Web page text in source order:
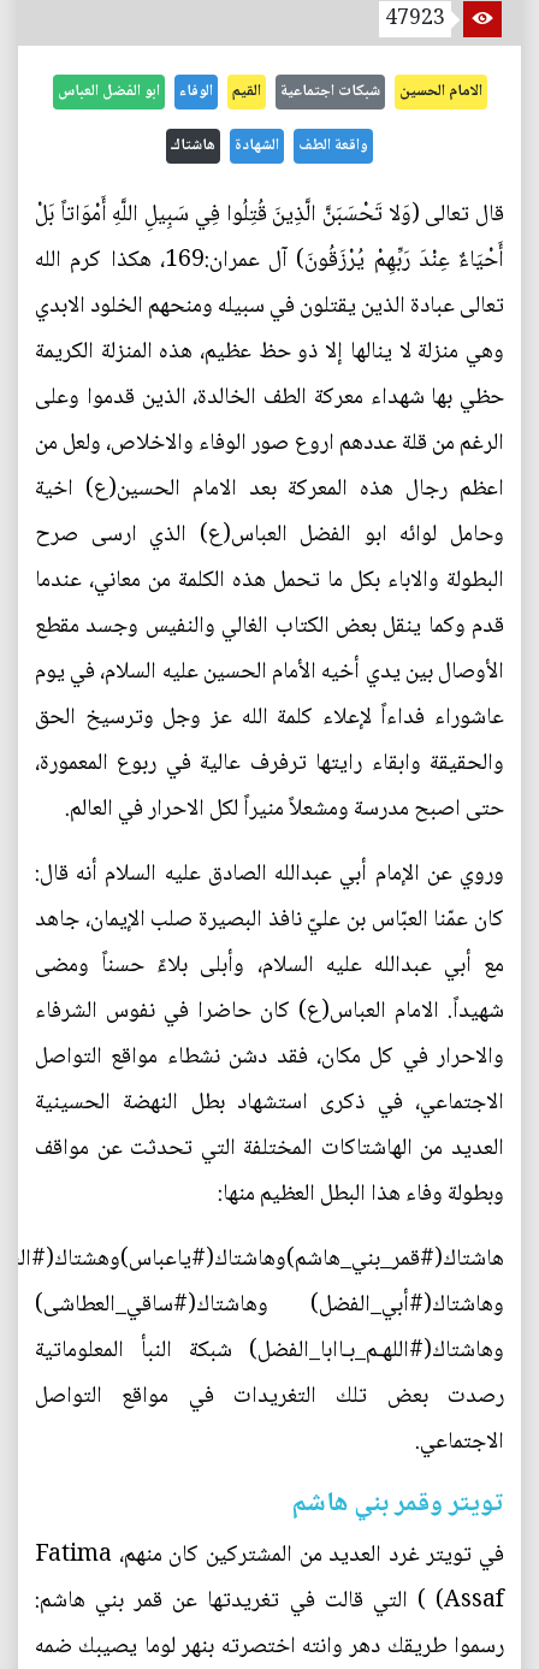
47923
الامام الحسين شبكات اجتماعية القيم الوفاء ابو الفضل العباس
واقعة الطف الشهادة هاشتاك
قال تعالى (وَلا تَحْسَبَنَّ الَّذِينَ قُتِلُوا فِي سَبِيلِ اللَّهِ أَمْوَاتاً بَلْ
أَحْيَاءٌ عِنْدَ رَبِّهِمْ يُرْزَقُونَ) آل عمران:169، هكذا كرم الله
تعالى عبادة الذين يقتلون في سبيله ومنحهم الخلود الابدي
وهي منزلة لا ينالها إلا ذو حظ عظيم، هذه المنزلة الكريمة
حظي بها شهداء معركة الطف الخالدة، الذين قدموا وعلى
الرغم من قلة عددهم اروع صور الوفاء والاخلاص، ولعل من
اعظم رجال هذه المعركة بعد الامام الحسين(ع) اخية
وحامل لوائه ابو الفضل العباس(ع) الذي ارسى صرح
البطولة والاباء بكل ما تحمل هذه الكلمة من معاني، عندما
قدم وكما ينقل بعض الكتاب الغالي والنفيس وجسد مقطع
الأوصال بين يدي أخيه الأمام الحسين عليه السلام، في يوم
عاشوراء فداءاً لإعلاء كلمة الله عز وجل وترسيخ الحق
والحقيقة وابقاء رايتها ترفرف عالية في ربوع المعمورة،
حتى اصبح مدرسة ومشعلاً منيراً لكل الاحرار في العالم.
وروي عن الإمام أبي عبدالله الصادق عليه السلام أنه قال:
كان عمّنا العبّاس بن عليّ نافذ البصيرة صلب الإيمان، جاهد
مع أبي عبدالله عليه السلام، وأبلى بلاءً حسناً ومضى
شهيداً. الامام العباس(ع) كان حاضرا في نفوس الشرفاء
والاحرار في كل مكان، فقد دشن نشطاء مواقع التواصل
الاجتماعي، في ذكرى استشهاد بطل النهضة الحسينية
العديد من الهاشتاكات المختلفة التي تحدثت عن مواقف
وبطولة وفاء هذا البطل العظيم منها:
وهاشتاك(#أبي_الفضل) وهاشتاك(#ساقي_العطاشى)
وهاشتاك(#اللهـم_بـاابا_الفضل) شبكة النبأ المعلوماتية
رصدت بعض تلك التغريدات في مواقع التواصل
الاجتماعي.
تويتر وقمر بني هاشم
في تويتر غرد العديد من المشتركين كان منهم، Fatima
Assaf) ) التي قالت في تغريدتها عن قمر بني هاشم:
رسموا طريقك دهر وانته اختصرته بنهر لوما يصيبك ضمه